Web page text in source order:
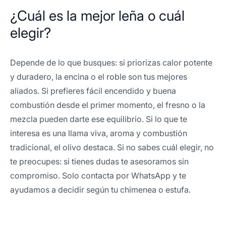
¿Cuál es la mejor leña o cuál
elegir?
Depende de lo que busques: si priorizas calor potente
y duradero, la encina o el roble son tus mejores
aliados. Si prefieres fácil encendido y buena
combustión desde el primer momento, el fresno o la
mezcla pueden darte ese equilibrio. Si lo que te
interesa es una llama viva, aroma y combustión
tradicional, el olivo destaca. Si no sabes cuál elegir, no
te preocupes: si tienes dudas te asesoramos sin
compromiso. Solo contacta por WhatsApp y te
ayudamos a decidir según tu chimenea o estufa.